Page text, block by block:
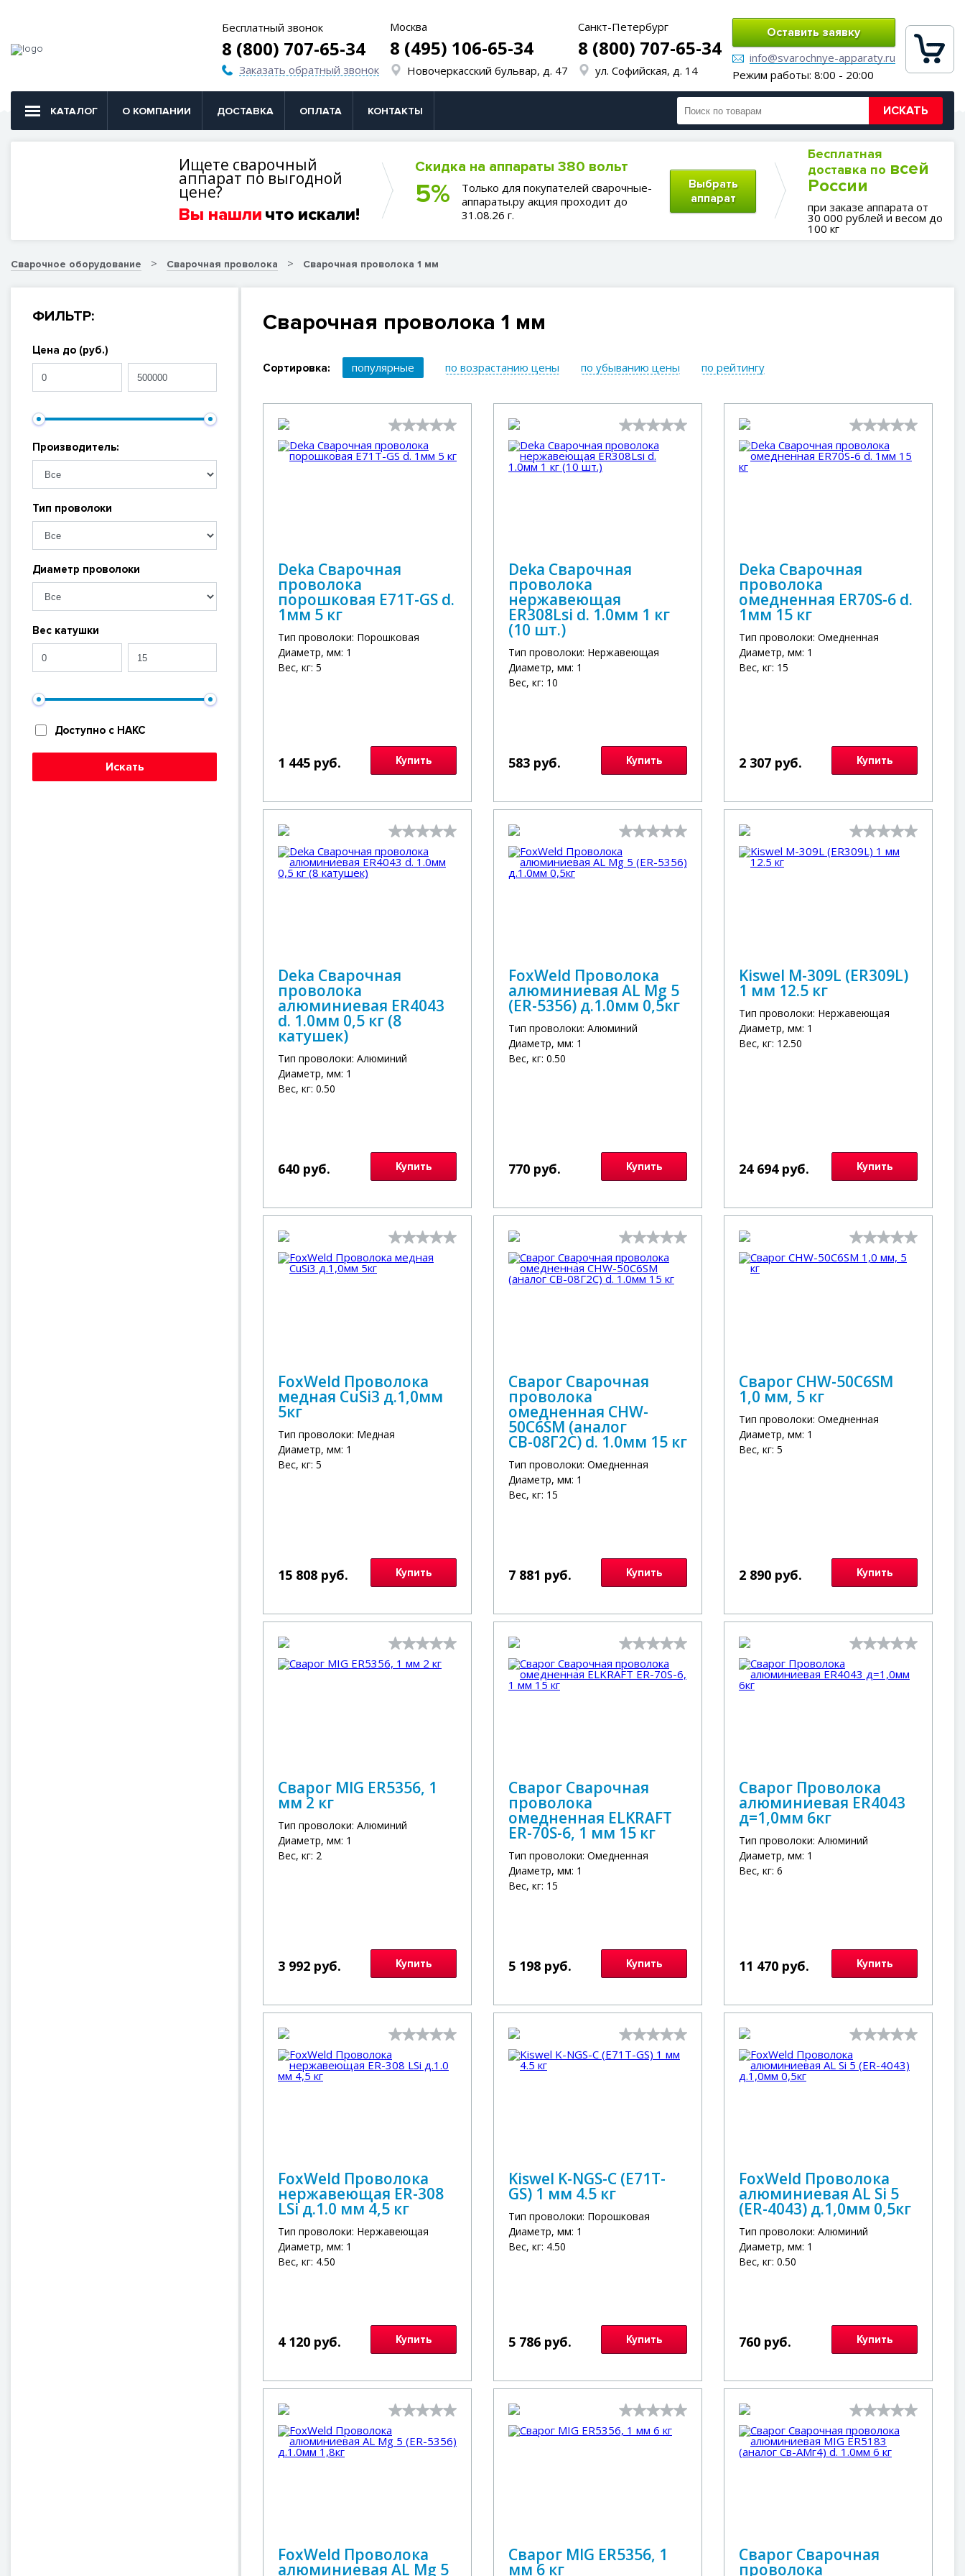
Бесплатный звонок
8 (800) 707-65-34
Заказать обратный звонок
Москва
8 (495) 106-65-34
Новочеркасский бульвар, д. 47
Санкт-Петербург
8 (800) 707-65-34
ул. Софийская, д. 14
Оставить заявку
info@svarochnye-apparaty.ru
Режим работы: 8:00 - 20:00
КАТАЛОГ О КОМПАНИИ ДОСТАВКА ОПЛАТА КОНТАКТЫ ИСКАТЬ
Ищете сварочный
аппарат по выгодной
цене?
Вы нашли что искали!
Скидка на аппараты 380 вольт
5%
Только для покупателей сварочные-
аппараты.ру акция проходит до
31.08.26 г.
Выбрать
аппарат
Бесплатная
доставка по всей
России
при заказе аппарата от
30 000 рублей и весом до
100 кг
Сварочное оборудование Сварочная проволока Сварочная проволока 1 мм
ФИЛЬТР:
Цена до (руб.)
Производитель:
Тип проволоки
Диаметр проволоки
Вес катушки
Доступно с НАКС
Искать
Сварочная проволока 1 мм
Сортировка: популярные по возрастанию цены по убыванию цены по рейтингу
Deka Сварочная
проволока
порошковая E71T-GS d.
1мм 5 кг
Тип проволоки: Порошковая
Диаметр, мм: 1
Вес, кг: 5
1 445 руб. Купить
Deka Сварочная
проволока
нержавеющая
ER308Lsi d. 1.0мм 1 кг
(10 шт.)
Тип проволоки: Нержавеющая
Диаметр, мм: 1
Вес, кг: 10
583 руб. Купить
Deka Сварочная
проволока
омедненная ER70S-6 d.
1мм 15 кг
Тип проволоки: Омедненная
Диаметр, мм: 1
Вес, кг: 15
2 307 руб. Купить
Deka Сварочная
проволока
алюминиевая ER4043
d. 1.0мм 0,5 кг (8
катушек)
Тип проволоки: Алюминий
Диаметр, мм: 1
Вес, кг: 0.50
640 руб. Купить
FoxWeld Проволока
алюминиевая AL Mg 5
(ER-5356) д.1.0мм 0,5кг
Тип проволоки: Алюминий
Диаметр, мм: 1
Вес, кг: 0.50
770 руб. Купить
Kiswel M-309L (ER309L)
1 мм 12.5 кг
Тип проволоки: Нержавеющая
Диаметр, мм: 1
Вес, кг: 12.50
24 694 руб. Купить
FoxWeld Проволока
медная CuSi3 д.1,0мм
5кг
Тип проволоки: Медная
Диаметр, мм: 1
Вес, кг: 5
15 808 руб. Купить
Сварог Сварочная
проволока
омедненная CHW-
50C6SM (аналог
СВ-08Г2С) d. 1.0мм 15 кг
Тип проволоки: Омедненная
Диаметр, мм: 1
Вес, кг: 15
7 881 руб. Купить
Сварог CHW-50C6SM
1,0 мм, 5 кг
Тип проволоки: Омедненная
Диаметр, мм: 1
Вес, кг: 5
2 890 руб. Купить
Сварог MIG ER5356, 1
мм 2 кг
Тип проволоки: Алюминий
Диаметр, мм: 1
Вес, кг: 2
3 992 руб. Купить
Сварог Сварочная
проволока
омедненная ELKRAFT
ER-70S-6, 1 мм 15 кг
Тип проволоки: Омедненная
Диаметр, мм: 1
Вес, кг: 15
5 198 руб. Купить
Сварог Проволока
алюминиевая ER4043
д=1,0мм 6кг
Тип проволоки: Алюминий
Диаметр, мм: 1
Вес, кг: 6
11 470 руб. Купить
FoxWeld Проволока
нержавеющая ER-308
LSi д.1.0 мм 4,5 кг
Тип проволоки: Нержавеющая
Диаметр, мм: 1
Вес, кг: 4.50
4 120 руб. Купить
Kiswel K-NGS-C (E71T-
GS) 1 мм 4.5 кг
Тип проволоки: Порошковая
Диаметр, мм: 1
Вес, кг: 4.50
5 786 руб. Купить
FoxWeld Проволока
алюминиевая AL Si 5
(ER-4043) д.1,0мм 0,5кг
Тип проволоки: Алюминий
Диаметр, мм: 1
Вес, кг: 0.50
760 руб. Купить
FoxWeld Проволока
алюминиевая AL Mg 5
Сварог MIG ER5356, 1
мм 6 кг
Сварог Сварочная
проволока